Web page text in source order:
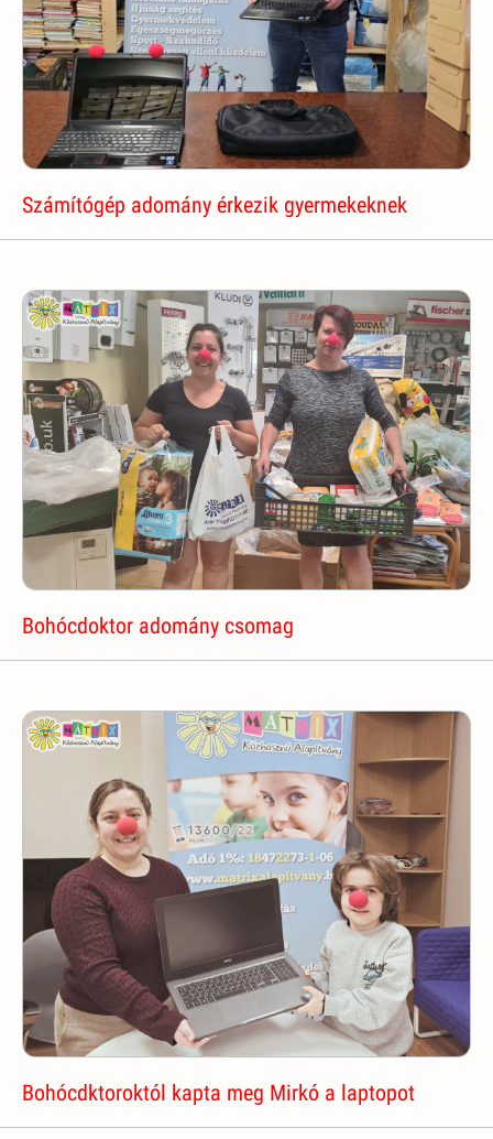
Számítógép adomány érkezik gyermekeknek
Bohócdoktor adomány csomag
Bohócdktoroktól kapta meg Mirkó a laptopot